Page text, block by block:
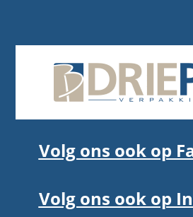
Volg ons ook op
Volg ons ook op